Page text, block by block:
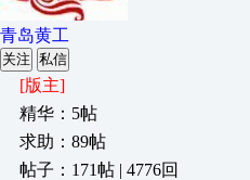
青岛黄工
关注 私信
[版主]
精华：5帖
求助：89帖
帖子：171帖 | 4776回